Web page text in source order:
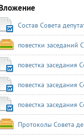
Состав Совета
повестки заседаний
повестка заседания
повестка заседания
повестка заседания
Протоколы Совета